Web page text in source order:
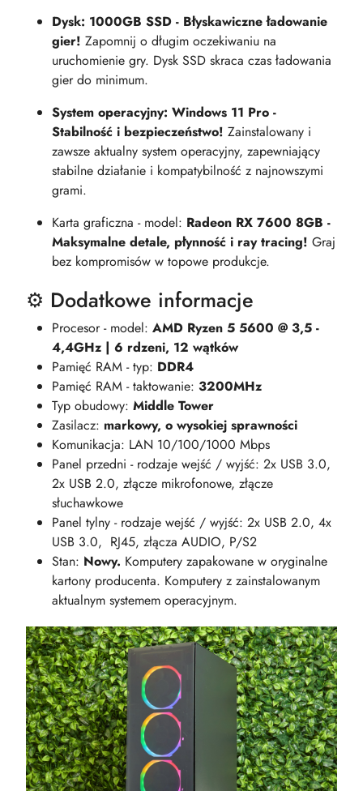
Dysk: 1000GB SSD - Błyskawiczne ładowanie
gier! Zapomnij o długim oczekiwaniu na
uruchomienie gry. Dysk SSD skraca czas ładowania
gier do minimum.
System operacyjny: Windows 11 Pro -
Stabilność i bezpieczeństwo! Zainstalowany i
zawsze aktualny system operacyjny, zapewniający
stabilne działanie i kompatybilność z najnowszymi
grami.
Karta graficzna - model: Radeon RX 7600 8GB -
Maksymalne detale, płynność i ray tracing! Graj
bez kompromisów w topowe produkcje.
⚙️ Dodatkowe informacje
Procesor - model: AMD Ryzen 5 5600 @ 3,5 -
4,4GHz | 6 rdzeni, 12 wątków
Pamięć RAM - typ: DDR4
Pamięć RAM - taktowanie: 3200MHz
Typ obudowy: Middle Tower
Zasilacz: markowy, o wysokiej sprawności
Komunikacja: LAN 10/100/1000 Mbps
Panel przedni - rodzaje wejść / wyjść: 2x USB 3.0,
2x USB 2.0, złącze mikrofonowe, złącze
słuchawkowe
Panel tylny - rodzaje wejść / wyjść: 2x USB 2.0, 4x
USB 3.0, RJ45, złącza AUDIO, P/S2
Stan: Nowy. Komputery zapakowane w oryginalne
kartony producenta. Komputery z zainstalowanym
aktualnym systemem operacyjnym.